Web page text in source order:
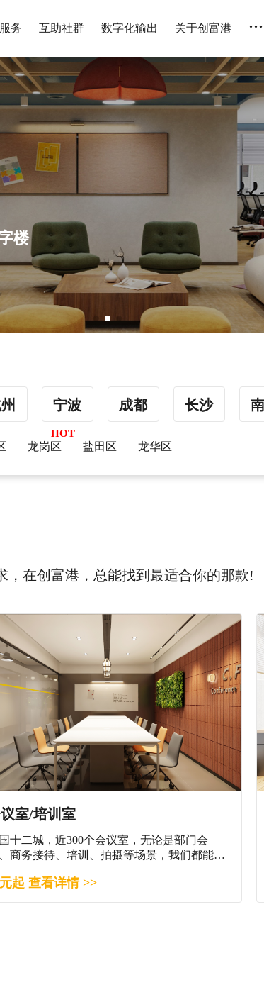
务 互助社群 数字化输出 关于创富港 ...
国连锁 设备齐
宁波 成都 长沙
龙岗区 盐田区 龙华区
，在创富港，总能找到最适合你的那款!
室/培训室
十二城，近300个会议室，无论是部门会
商务接待、培训、拍摄等场景，我们都能满
起 查看详情 >>